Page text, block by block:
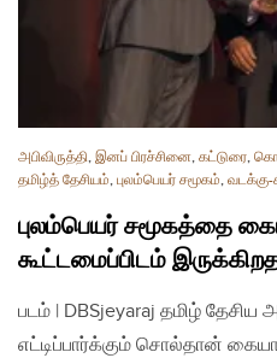
அபிவிருத்தி, இனப் பிரச்சினை, கட்டுரை,
தமிழ்த் தேசியம், புலம்பெயர் சமூகம், வடக்கு-
புலம்பெயர் சமூகத்தை
கூட்டமைப்பிடம்
படம் | DBSjeyaraj தமிழ் தேசிய
எட்டிப்பார்க்கும் சொல்தான்